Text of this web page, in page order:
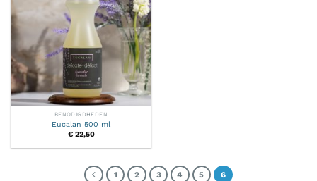
BENODIGDHEDEN
Eucalan 500 ml
€22,50
1 2 3 4 5 6